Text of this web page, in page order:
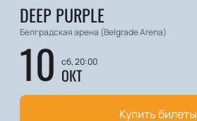
DEEP PURPLE
Белградская арена (Belgrade Arena)
10 сб, 20:00
ОКТ
Купить билеты